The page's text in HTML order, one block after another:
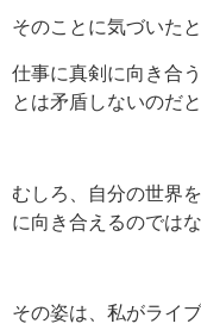
そのことに気づいた
仕事に真剣に向き合
とは矛盾しないのだと
むしろ、自分の世界
に向き合えるのではな
その姿は、私がライ